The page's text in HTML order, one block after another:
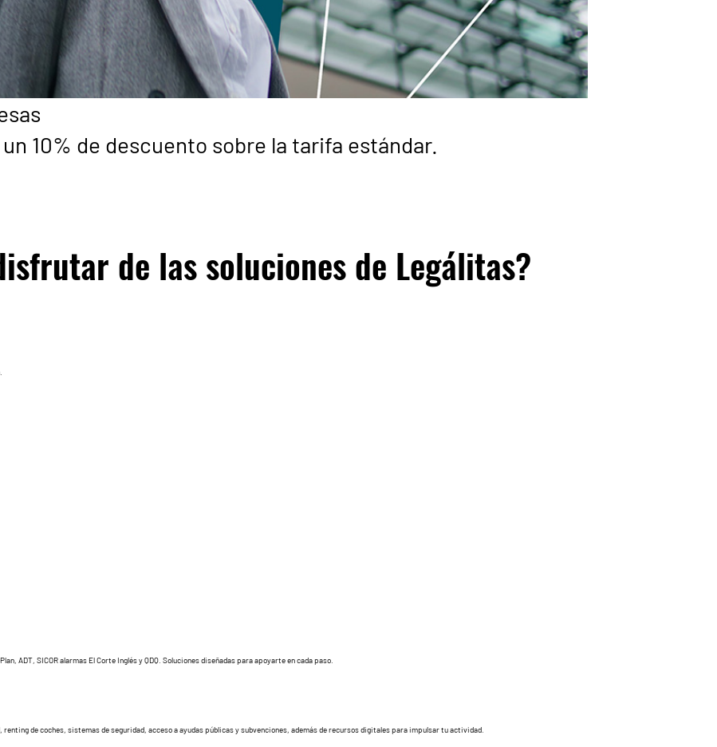
10% de descuento sobre la tarifa estándar.
de las soluciones de Legálitas?
ADT, SICOR alarmas El Corte Inglés y QDQ. Soluciones diseñadas para apoyarte en cada paso.
de coches, sistemas de seguridad, acceso a ayudas públicas y subvenciones, además de recursos digitales para impulsar tu actividad.